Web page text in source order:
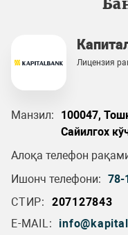
Лицензия
Манзил:
100047,
Сайилгох
Алоқа телефон
Ишонч телефони: 78-
СТИР:
207127843
E-MAIL: